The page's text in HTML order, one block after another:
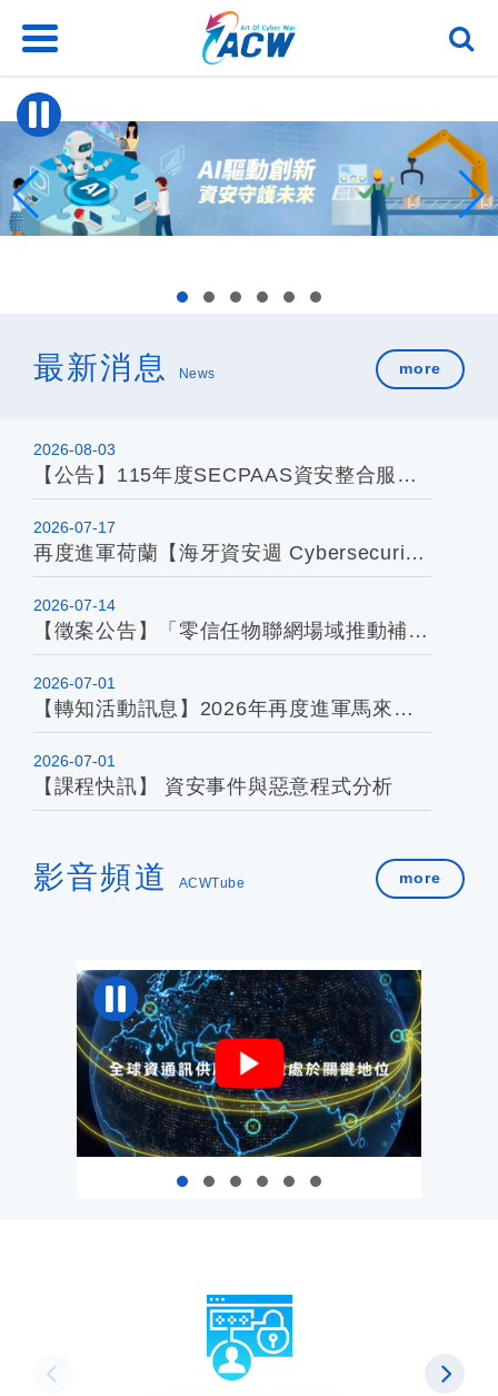
容
區
最新消息 News more
2026-08-03
【公告】115年度SECPAAS資安整合服務平台 產品服務上架申請開跑囉！！
2026-07-17
再度進軍荷蘭【海牙資安週 Cybersecurity Week in the Hague 2026】誠徵資安業者共同參與拓銷
2026-07-14
【徵案公告】「零信任物聯網場域推動補助計畫」暨7月21日徵案說明會即日起開跑！
2026-07-01
【轉知活動訊息】2026年再度進軍馬來西亞「CyberDSA」! 資安產業馬來西亞拓銷團開放報名囉！
2026-07-01
【課程快訊】 資安事件與惡意程式分析
影音頻道 ACWTube more